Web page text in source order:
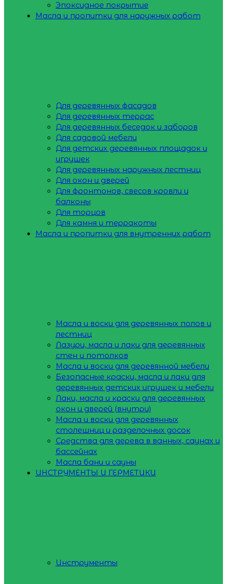
Эпоксидное покрытие
Масла и пропитки для наружных работ
Для деревянных фасадов
Для деревянных террас
Для деревянных беседок и заборов
Для садовой мебели
Для детских деревянных площадок и
игрушек
Для деревянных наружных лестниц
Для окон и дверей
Для фронтонов, свесов кровли и
балконы
Для торцов
Для камня и терракоты
Масла и пропитки для внутренних работ
Масла и воски для деревянных полов и
лестниц
Лазури, масла и лаки для деревянных
стен и потолков
Масла и воски для деревянной мебели
Безопасные краски, масла и лаки для
деревянных детских игрушек и мебели
Лаки, масла и краски для деревянных
окон и дверей (внутри)
Масла и воски для деревянных
столешниц и разделочных досок
Средства для дерева в ванных, саунах и
бассейнах
Масла бани и сауны
ИНСТРУМЕНТЫ И ГЕРМЕТИКИ
Инструменты